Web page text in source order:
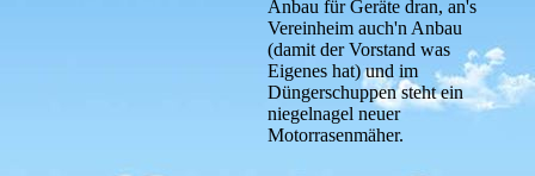
Anbau für Geräte dran, an's
Vereinheim auch'n Anbau
(damit der Vorstand was
Eigenes hat) und im
Düngerschuppen steht ein
niegelnagel neuer
Motorrasenmäher.